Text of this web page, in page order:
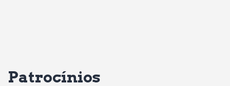
Patrocínios